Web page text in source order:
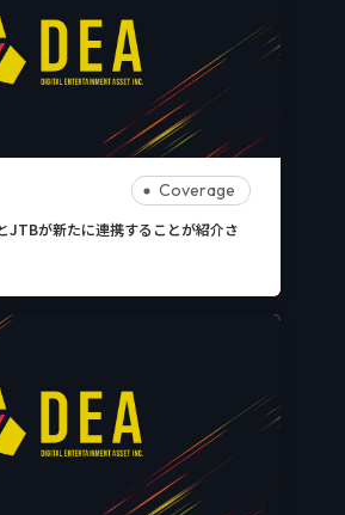
Coverage
JTBが新たに連携することが紹介さ